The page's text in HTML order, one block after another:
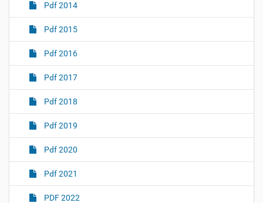
Pdf 2014
Pdf 2015
Pdf 2016
Pdf 2017
Pdf 2018
Pdf 2019
Pdf 2020
Pdf 2021
PDF 2022